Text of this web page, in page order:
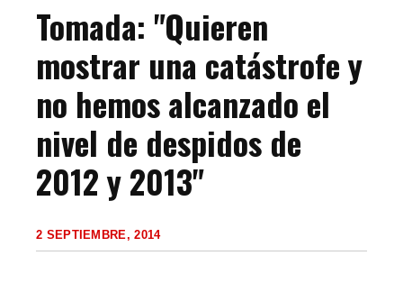
Tomada: "Quieren
mostrar una catástrofe y
no hemos alcanzado el
nivel de despidos de
2012 y 2013"
2 SEPTIEMBRE, 2014